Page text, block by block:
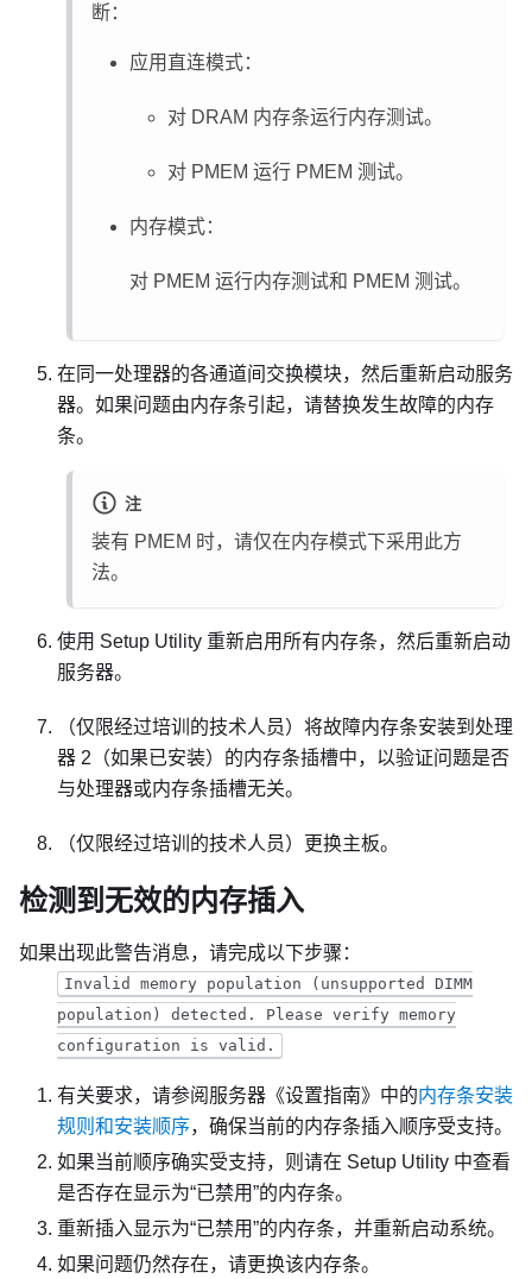
断：
应用直连模式：
对 DRAM 内存条运行内存测试。
对 PMEM 运行 PMEM 测试。
内存模式：
对 PMEM 运行内存测试和 PMEM 测试。
在同一处理器的各通道间交换模块，然后重新启动服务
器。如果问题由内存条引起，请替换发生故障的内存
条。
注
装有 PMEM 时，请仅在内存模式下采用此方
法。
使用 Setup Utility 重新启用所有内存条，然后重新启动
服务器。
（仅限经过培训的技术人员）将故障内存条安装到处理
器 2（如果已安装）的内存条插槽中，以验证问题是否
与处理器或内存条插槽无关。
（仅限经过培训的技术人员）更换主板。
检测到无效的内存插入
如果出现此警告消息，请完成以下步骤：
Invalid memory population (unsupported DIMM
population) detected. Please verify memory
configuration is valid.
有关要求，请参阅服务器《设置指南》中的内存条安装
规则和安装顺序，确保当前的内存条插入顺序受支持。
如果当前顺序确实受支持，则请在 Setup Utility 中查看
是否存在显示为“已禁用”的内存条。
重新插入显示为“已禁用”的内存条，并重新启动系统。
如果问题仍然存在，请更换该内存条。